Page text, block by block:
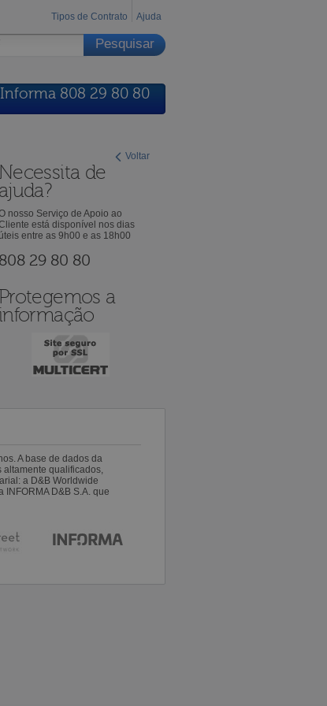
Tipos de Contrato Ajuda
808 29 80 80
Voltar
Necessita de
ajuda?
nosso Serviço de Apoio ao
está disponível nos dias
úteis entre as 9h00 e as 18h00
808 29 80 80
Protegemos a
A base de dados da
altamente qualificados,
a D&B Worldwide
D&B S.A. que